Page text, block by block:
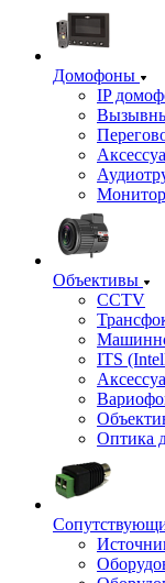
Домофоны
IP
Объективы
CCTV
ITS
Оптика